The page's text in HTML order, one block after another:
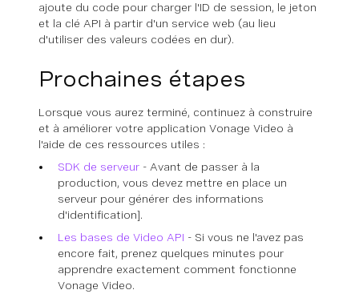
ajoute du code pour charger l'ID de session, le jeton
et la clé API à partir d'un service web (au lieu
d'utiliser des valeurs codées en dur).
Prochaines étapes
Lorsque vous aurez terminé, continuez à construire
et à améliorer votre application Vonage Video à
l'aide de ces ressources utiles :
SDK de serveur - Avant de passer à la
production, vous devez mettre en place un
serveur pour générer des informations
d'identification].
Les bases de Video API - Si vous ne l'avez pas
encore fait, prenez quelques minutes pour
apprendre exactement comment fonctionne
Vonage Video.